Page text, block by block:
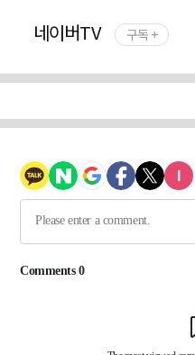
네이버TV 구독 +